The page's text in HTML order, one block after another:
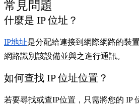
常見問題
什麼是 IP 位址？
IP地址是分配給連接到網際網路的裝
網路識別該設備並與之進行通訊。
如何查找 IP 位址位置？
若要尋找或查IP位置，只需將您的 IP